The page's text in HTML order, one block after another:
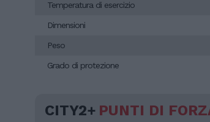
Temperatura di esercizio
Dimensioni
Peso
Grado di protezione
CITY2+ PUNTI DI